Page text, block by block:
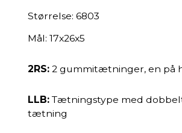
Størrelse: 6803
Mål: 17x26x5
2RS: 2 gummitætninger, en på
LLB: Tætningstype med
tætning